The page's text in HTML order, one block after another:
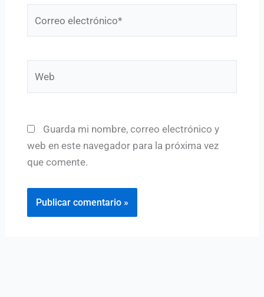
electrónico*
Guarda mi nombre, correo electrónico y
web en este navegador para la próxima vez
que comente.